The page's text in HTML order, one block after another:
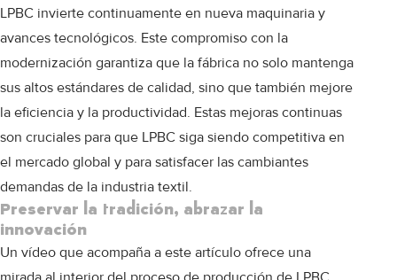
LPBC invierte continuamente en nueva maquinaria y
avances tecnológicos. Este compromiso con la
modernización garantiza que la fábrica no solo mantenga
sus altos estándares de calidad, sino que también mejore
la eficiencia y la productividad. Estas mejoras continuas
son cruciales para que LPBC siga siendo competitiva en
el mercado global y para satisfacer las cambiantes
demandas de la industria textil.
Preservar la tradición, abrazar la
innovación
Un vídeo que acompaña a este artículo ofrece una